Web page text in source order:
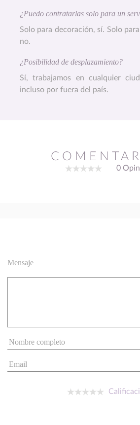
¿Puedo contratarlas solo para un
Solo para decoración, sí. Solo
no.
¿Posibilidad de desplazamiento?
Sí, trabajamos en cualquier
incluso por fuera del país.
0
Mensaje